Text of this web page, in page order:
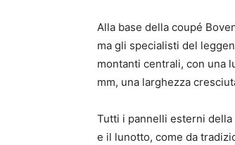
Alla base della coupé
ma gli specialisti del
montanti centrali, con una
mm, una larghezza
Tutti i pannelli esterni
e il lunotto, come da